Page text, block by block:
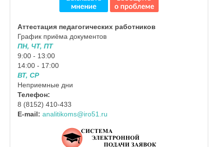
Аттестация педагогических работников
График приёма документов
ПН, ЧТ, ПТ
9:00 - 13:00
14:00 - 17:00
ВТ, СР
Неприемные дни
Телефон:
8 (8152) 410-433
E-mail: analitikoms@iro51.ru